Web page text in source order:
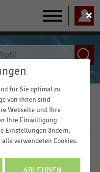
Main
navigation
FACT-Finder
für Sie optimal zu
von ihnen sind
Webseite und Ihre
Ihre Einwilligung
Einstellungen ändern.
verwendeten Cookies.
ABLEHNEN